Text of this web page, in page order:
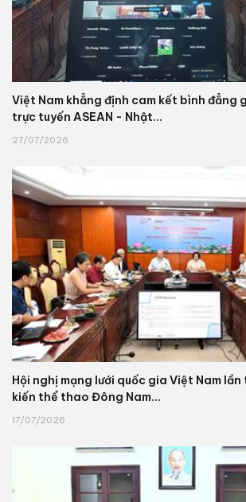
Việt Nam khẳng định cam kết bình đẳng
trực tuyến ASEAN - Nhật...
27/07/2026
Hội nghị mạng lưới quốc gia Việt Nam
kiến thể thao Đông Nam...
17/07/2026